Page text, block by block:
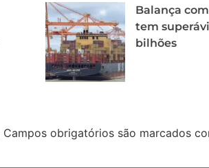
Balança
tem
bilhões
Campos obrigatórios são marcados